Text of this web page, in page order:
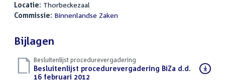
Locatie: Thorbeckezaal
Commissie: Binnenlandse Zaken
Bijlagen
Besluitenlijst procedurevergadering
Download
bestand:
Besluitenlijst procedurevergadering BiZa d.d.
16 februari 2012